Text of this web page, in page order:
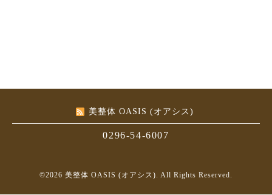
美整体 OASIS (オアシス)
0296-54-6007
©2026 美整体 OASIS (オアシス). All Rights Reserved.